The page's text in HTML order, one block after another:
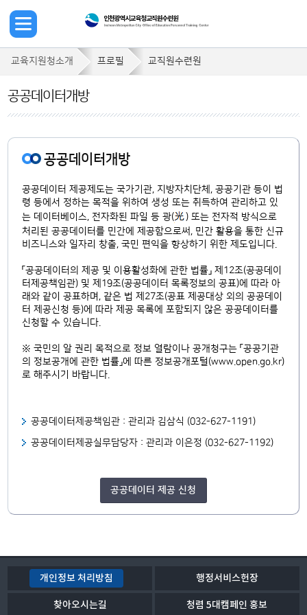
교육지원청소개 프로필 교직원수련원
공공데이터개방
공공데이터개방
공공데이터 제공제도는 국가기관, 지방자치단체, 공공기관 등이 법
령 등에서 정하는 목적을 위하여 생성 또는 취득하여 관리하고 있
는 데이터베이스, 전자화된 파일 등 광(
) 또는 전자적 방식으로
처리된 공공데이터를 민간에 제공함으로써, 민간 활용을 통한 신규
비즈니스와 일자리 창출, 국민 편익을 향상하기 위한 제도입니다.
「공공데이터의 제공 및 이용활성화에 관한 법률」 제12조(공공데이
터제공책임관) 및 제19조(공공데이터 목록정보의 공표)에 따라 아
래와 같이 공표하며, 같은 법 제27조(공표 제공대상 외의 공공데이
터 제공신청 등)에 따라 제공 목록에 포함되지 않은 공공데이터를
신청할 수 있습니다.
※ 국민의 알 권리 목적으로 정보 열람이나 공개청구는 「공공기관
의 정보공개에 관한 법률」에 따른 정보공개포털(www.open.go.kr)
로 해주시기 바랍니다.
공공데이터제공책임관 : 관리과 김삼식 (032-627-1191)
공공데이터제공실무담당자 : 관리과 이은정 (032-627-1192)
공공데이터 제공 신청
개인정보 처리방침 행정서비스헌장
찾아오시는길 청렴 5대캠페인 홍보